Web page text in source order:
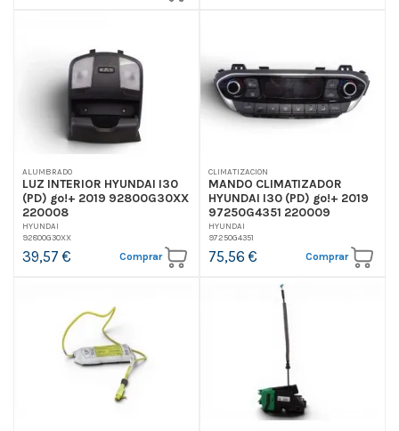
ALUMBRADO
LUZ INTERIOR HYUNDAI I30
(PD) go!+ 2019 92800G30XX
220008
HYUNDAI
92800G30XX
39,57 € Comprar
CLIMATIZACION
MANDO CLIMATIZADOR
HYUNDAI I30 (PD) go!+ 2019
97250G4351 220009
HYUNDAI
97250G4351
75,56 € Comprar